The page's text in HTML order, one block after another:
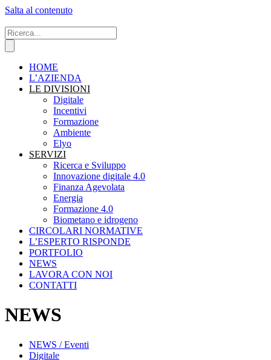
Salta al contenuto
HOME
L’AZIENDA
LE DIVISIONI
Digitale
Incentivi
Formazione
Ambiente
Elyo
SERVIZI
Ricerca e Sviluppo
Innovazione digitale 4.0
Finanza Agevolata
Energia
Formazione 4.0
Biometano e idrogeno
CIRCOLARI NORMATIVE
L’ESPERTO RISPONDE
PORTFOLIO
NEWS
LAVORA CON NOI
CONTATTI
NEWS
NEWS / Eventi
Digitale